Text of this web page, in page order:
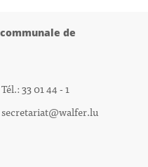
de
Tél.: 33 01 44 - 1
secretariat@walfer.lu